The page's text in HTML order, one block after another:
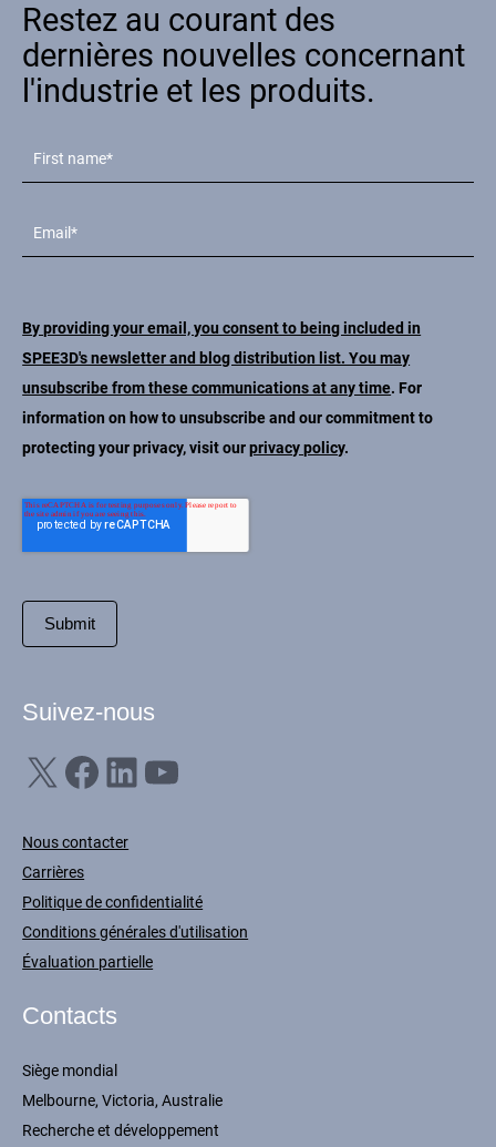
Restez au courant des
dernières nouvelles concernant
l'industrie et les produits.
By providing your email, you consent to being included in
SPEE3D's newsletter and blog distribution list. You may
unsubscribe from these communications at any time. For
information on how to unsubscribe and our commitment to
protecting your privacy, visit ourprivacy policy.
Suivez-nous
X Facebook LinkedIn YouTube
Nous contacter
Carrières
Politique de confidentialité
Conditions générales d'utilisation
Évaluation partielle
Contacts
Siège mondial
Melbourne, Victoria, Australie
Recherche et développement